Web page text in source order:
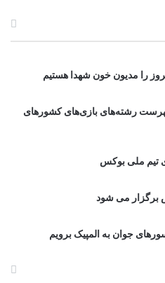
را مدیون خون شهدا هستیم
رشته‌های بازی‌های کشورهای
تیم ملی بوکس
برگزار می شود
جوان به المپیک برویم